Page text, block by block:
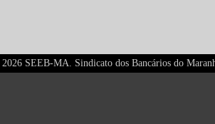
2026 SEEB-MA. Sindicato dos Bancários do